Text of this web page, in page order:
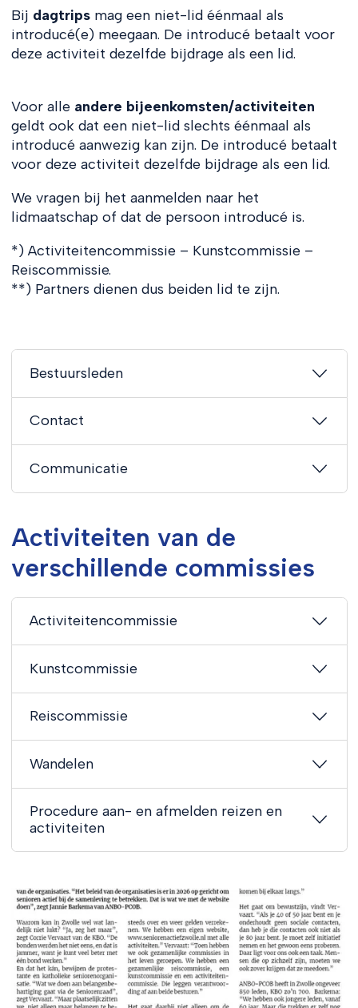
Bij dagtripsmag een niet-lid éénmaal als
introducé(e) meegaan. De introducé betaalt voor
deze activiteit dezelfde bijdrage als een lid.
Voor alle andere bijeenkomsten/activiteiten
geldt ook dat een niet-lid slechts éénmaal als
introducé aanwezig kan zijn. De introducé betaalt
voor deze activiteit dezelfde bijdrage als een lid.
We vragen bij het aanmelden naar het
lidmaatschap of dat de persoon introducé is.
*) Activiteitencommissie – Kunstcommissie –
Reiscommissie.
**) Partners dienen dus beiden lid te zijn.
Bestuursleden
Contact
Communicatie
Activiteiten van de
verschillende commissies
Activiteitencommissie
Kunstcommissie
Reiscommissie
Wandelen
Procedure aan- en afmelden reizen en
activiteiten